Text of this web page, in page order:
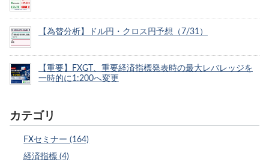
【為替分析】ドル円・クロス円予想（7/31）
【重要】FXGT、重要経済指標発表時の最大レバレッジを
一時的に1:200へ変更
カテゴリ
FXセミナー (164)
経済指標 (4)